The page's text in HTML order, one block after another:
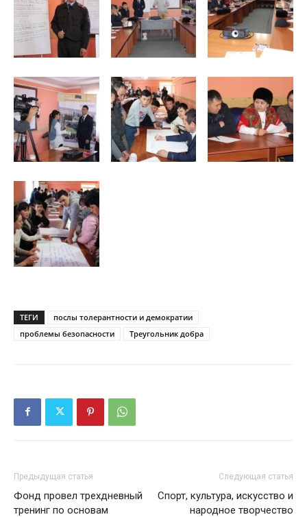
ТЕГИ
послы толерантности и демократии
проблемы безопасности
Треугольник добра
Предыдущая статья
Фонд провел трехдневный
тренинг по основам
Следующая статья
Спорт, культура, искусство и
народное творчество